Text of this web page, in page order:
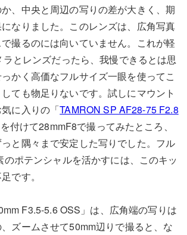
、中央と周辺の写りの差が大きく、期
なりました。このレンズは、広角写真
撮るのには向いていません。これが軽
とレンズだったら、我慢できるとは思
かく高価なフルサイズ一眼を使ってこ
ても物足りないです。試しにマウント
に入りの「TAMRON SP AF28-75 F2.8
を付けて28mmF8で撮ってみたところ、
と隅々まで安定した写りでした。フル
ポテンシャルを活かすには、このキッ
です。
F3.5-5.6 OSS」は、広角端の写りは
ズームさせて50mm辺りで撮ると、な